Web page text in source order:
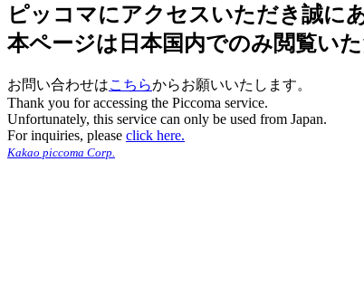
ピッコマにアクセスいただき誠に
本ページは日本国内でのみ閲覧いた
お問い合わせはこちらからお願いいたします。
Thank you for accessing the Piccoma service.
Unfortunately, this service can only be used from Japan.
For inquiries, please click here.
Kakao piccoma Corp.